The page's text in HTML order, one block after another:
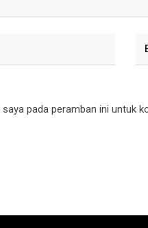
pada peramban ini untuk